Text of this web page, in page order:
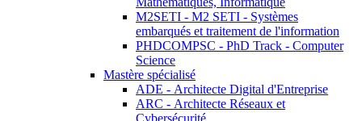
M2SETI - M2 SETI - Systèmes
embarqués et traitement de l'information
PHDCOMPSC - PhD Track - Computer
Science
Mastère spécialisé
ADE - Architecte Digital d'Entreprise
ARC - Architecte Réseaux et
Cybersécurité